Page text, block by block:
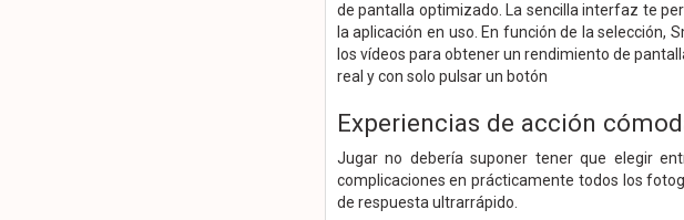
de pantalla optimizado. La sencilla interfaz te
la aplicación en uso. En función de la
los vídeos para obtener un rendimiento de
real y con solo pulsar un botón
Experiencias de acción
Jugar no debería suponer tener que elegir
complicaciones en prácticamente todos los
de respuesta ultrarrápido.